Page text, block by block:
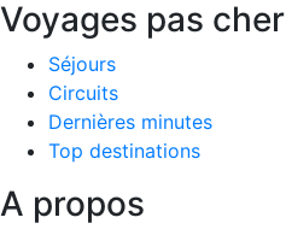
Voyages pas cher
Séjours
Circuits
Dernières minutes
Top destinations
A propos